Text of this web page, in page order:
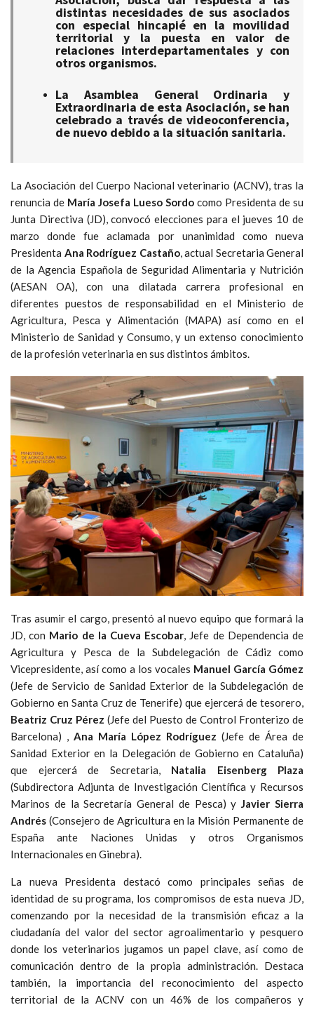
distintas necesidades de sus asociados
con especial hincapié en la movilidad
territorial y la puesta en valor de
relaciones interdepartamentales y con
otros organismos.
La Asamblea General Ordinaria y
Extraordinaria de esta Asociación, se han
celebrado a través de videoconferencia,
de nuevo debido a la situación sanitaria.
La Asociación del Cuerpo Nacional veterinario (ACNV), tras la
renuncia de María Josefa Lueso Sordo como Presidenta de su
Junta Directiva (JD), convocó elecciones para el jueves 10 de
marzo donde fue aclamada por unanimidad como nueva
Presidenta Ana Rodríguez Castaño, actual Secretaria General
de la Agencia Española de Seguridad Alimentaria y Nutrición
(AESAN OA), con una dilatada carrera profesional en
diferentes puestos de responsabilidad en el Ministerio de
Agricultura, Pesca y Alimentación (MAPA) así como en el
Ministerio de Sanidad y Consumo, y un extenso conocimiento
de la profesión veterinaria en sus distintos ámbitos.
Tras asumir el cargo, presentó al nuevo equipo que formará la
JD, con Mario de la Cueva Escobar, Jefe de Dependencia de
Agricultura y Pesca de la Subdelegación de Cádiz como
Vicepresidente, así como a los vocales Manuel García Gómez
(Jefe de Servicio de Sanidad Exterior de la Subdelegación de
Gobierno en Santa Cruz de Tenerife) que ejercerá de tesorero,
Beatriz Cruz Pérez (Jefe del Puesto de Control Fronterizo de
Barcelona) , Ana María López Rodríguez (Jefe de Área de
Sanidad Exterior en la Delegación de Gobierno en Cataluña)
que ejercerá de Secretaria, Natalia Eisenberg Plaza
(Subdirectora Adjunta de Investigación Científica y Recursos
Marinos de la Secretaría General de Pesca) yJavier Sierra
Andrés (Consejero de Agricultura en la Misión Permanente de
España ante Naciones Unidas y otros Organismos
Internacionales en Ginebra).
La nueva Presidenta destacó como principales señas de
identidad de su programa, los compromisos de esta nueva JD,
comenzando por la necesidad de la transmisión eficaz a la
ciudadanía del valor del sector agroalimentario y pesquero
donde los veterinarios jugamos un papel clave, así como de
comunicación dentro de la propia administración. Destaca
también, la importancia del reconocimiento del aspecto
territorial de la ACNV con un 46% de los compañeros y